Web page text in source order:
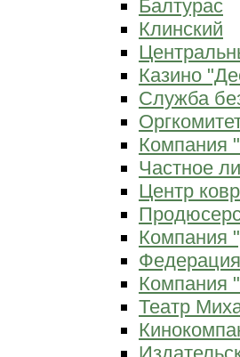
Балтурас
Клинский
Казино
Служба
Компания
Частное
Центр
Компания
Компания
Театр